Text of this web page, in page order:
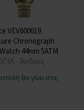
VEV600619
Chronograph
44mm 5ATM
- Άνδρες
θα γίνει στις